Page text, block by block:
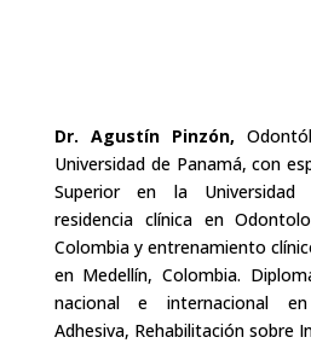
Dr. Agustín Pinzón,
Universidad de Panamá, con
Superior en la
residencia clínica en
Colombia y entrenamiento
en Medellín, Colombia.
nacional e internacional
Adhesiva, Rehabilitación sobre